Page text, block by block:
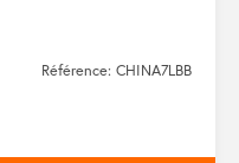
Référence: CHINA7LBB